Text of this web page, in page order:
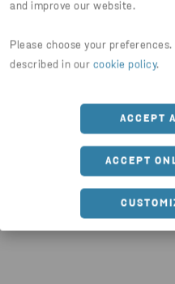
and improve our website.
Please choose your
described in our cookie policy.
ACCEPT
ACCEPT